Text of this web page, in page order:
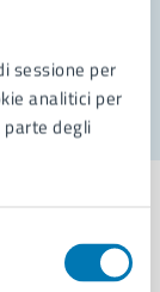
sessione per
analitici per
degli